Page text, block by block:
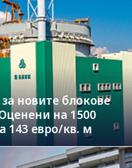
новите блокове
на 1500
143 евро/кв. м